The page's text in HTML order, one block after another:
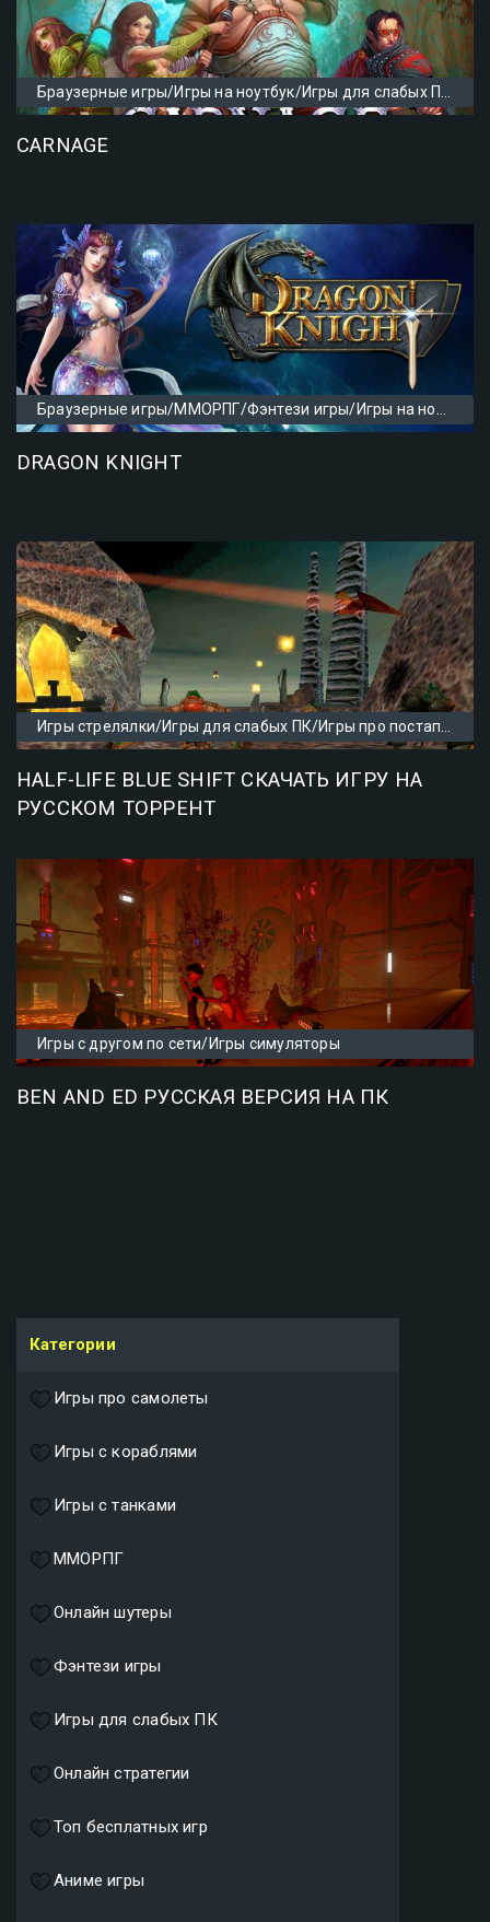
CARNAGE
DRAGON KNIGHT
HALF-LIFE BLUE SHIFT СКАЧАТЬ ИГРУ НА
РУССКОМ ТОРРЕНТ
Игры с другом по сети/Игры симуляторы
BEN AND ED РУССКАЯ ВЕРСИЯ НА ПК
Категории
Игры про самолеты
Игры с кораблями
Игры с танками
ММОРПГ
Онлайн шутеры
Фэнтези игры
Игры для слабых ПК
Онлайн стратегии
Топ бесплатных игр
Аниме игры